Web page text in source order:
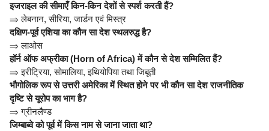
इजराइल की सीमाएँ किन-किन देशों से स्पर्श करती हैं?
⇒ लेबनान, सीरिया, जार्डन एवं मिस्त्र
दक्षिण-पूर्व एशिया का कौन सा देश स्थलरुद्ध है?
⇒ लाओस
हॉर्न ऑफ अफ्रीका (Horn of Africa) में कौन से देश सम्मिलित हैं?
⇒ इरीट्रिया, सोमालिया, इथियोपिया तथा जिबूती
भौगोलिक रूप से उत्तरी अमेरिका में स्थित होने पर भी कौन सा देश राजनीतिक
दृष्टि से यूरोप का भाग है?
⇒ग्रीनलैण्ड
जिम्बाब्वे को पूर्व में किस नाम से जाना जाता था?